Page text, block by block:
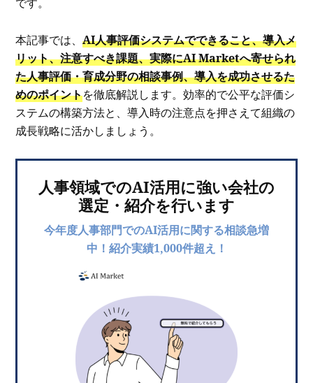
本記事では、AI人事評価システムでできること、導入メ
リット、注意すべき課題、実際にAI Marketへ寄せられ
た人事評価・育成分野の相談事例、導入を成功させるた
めのポイントを徹底解説します。効率的で公平な評価シ
ステムの構築方法と、導入時の注意点を押さえて組織の
成長戦略に活かしましょう。
人事領域でのAI活用に強い会社の
選定・紹介を行います
今年度人事部門でのAI活用に関する相談急増
中！紹介実績1,000件超え！